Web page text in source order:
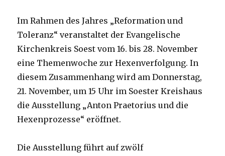
Im Rahmen des Jahres „Reformation und
Toleranz“ veranstaltet der Evangelische
Kirchenkreis Soest vom 16. bis 28. November
eine Themenwoche zur Hexenverfolgung. In
diesem Zusammenhang wird am Donnerstag,
21. November, um 15 Uhr im Soester Kreishaus
die Ausstellung „Anton Praetorius und die
Hexenprozesse“ eröffnet.
Die Ausstellung führt auf zwölf